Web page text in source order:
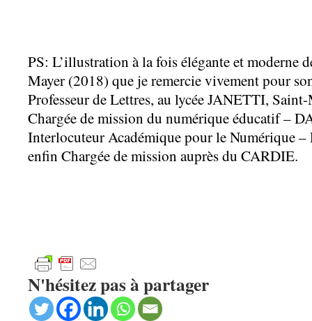
PS: L’illustration à la fois élégante et moderne
Mayer (2018) que je remercie vivement pour
Professeur de Lettres, au lycée JANETTI,
Chargée de mission du numérique éducatif –
Interlocuteur Académique pour le Numérique
enfin Chargée de mission auprès du CARDIE.
N'hésitez pas à partager